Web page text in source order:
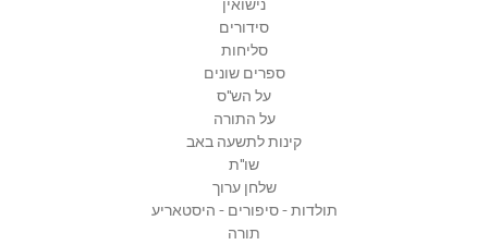
נישואין
סידורים
סליחות
ספרים שונים
על הש"ס
על התורה
קינות לתשעה באב
שו"ת
שלחן ערוך
תולדות - סיפורים - היסטאריע
תורה